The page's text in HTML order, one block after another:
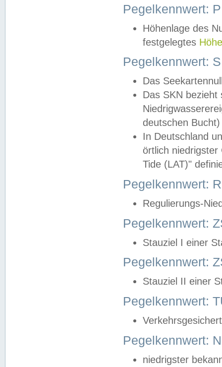
Pegelkennwert:
Höhenlage des
festgelegtes
Pegelkennwert:
Das
Das SKN
deutschen
In Deutschland
örtlich
Tide (LAT)"
Pegelkennwert:
Regulierungs-
Pegelkennwert:
Stauziel I einer
Pegelkennwert:
Stauziel II einer
Pegelkennwert:
Pegelkennwert:
niedrigster